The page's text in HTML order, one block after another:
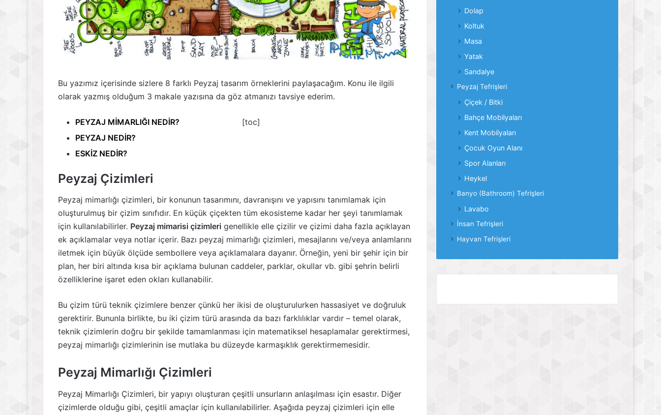
Bu yazımız içerisinde sizlere 8 farklı Peyzaj tasarım örneklerini paylaşacağım. Konu ile ilgili
olarak yazmış olduğum 3 makale yazısına da göz atmanızı tavsiye ederim.
PEYZAJ MİMARLIĞI NEDİR?
PEYZAJ NEDİR?
ESKİZ NEDİR?
[toc]
Peyzaj Çizimleri
Peyzaj mimarlığı çizimleri, bir konunun tasarımını, davranışını ve yapısını tanımlamak için
oluşturulmuş bir çizim sınıfıdır. En küçük çiçekten tüm ekosisteme kadar her şeyi tanımlamak
için kullanılabilirler. Peyzaj mimarisi çizimleri genellikle elle çizilir ve çizimi daha fazla açıklayan
ek açıklamalar veya notlar içerir. Bazı peyzaj mimarlığı çizimleri, mesajlarını ve/veya anlamlarını
iletmek için büyük ölçüde sembollere veya açıklamalara dayanır. Örneğin, yeni bir şehir için bir
plan, her biri altında kısa bir açıklama bulunan caddeler, parklar, okullar vb. gibi şehrin belirli
özelliklerine işaret eden okları kullanabilir.
Bu çizim türü teknik çizimlere benzer çünkü her ikisi de oluşturulurken hassasiyet ve doğruluk
gerektirir. Bununla birlikte, bu iki çizim türü arasında da bazı farklılıklar vardır – temel olarak,
teknik çizimlerin doğru bir şekilde tamamlanması için matematiksel hesaplamalar gerektirmesi,
peyzaj mimarlığı çizimlerinin ise mutlaka bu düzeyde karmaşıklık gerektirmemesidir.
Peyzaj Mimarlığı Çizimleri
Peyzaj Mimarlığı Çizimleri, bir yapıyı oluşturan çeşitli unsurların anlaşılması için esastır. Diğer
çizimlerde olduğu gibi, çeşitli amaçlar için kullanılabilirler. Aşağıda peyzaj çizimleri için elle
Dolap
Koltuk
Masa
Yatak
Sandalye
Peyzaj Tefrişleri
Çiçek / Bitki
Bahçe Mobilyaları
Kent Mobilyaları
Çocuk Oyun Alanı
Spor Alanları
Heykel
Banyo (Bathroom) Tefrişleri
Lavabo
İnsan Tefrişleri
Hayvan Tefrişleri